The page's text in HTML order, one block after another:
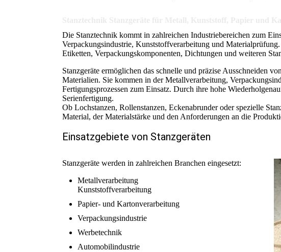
Die Stanztechnik kommt in zahlreichen Industriebereichen zum
Verpackungsindustrie, Kunststoffverarbeitung und
Etiketten, Verpackungskomponenten, Dichtungen und weiteren
Stanzgeräte ermöglichen das schnelle und präzise Ausschneiden
Materialien. Sie kommen in der Metallverarbeitung,
Fertigungsprozessen zum Einsatz. Durch ihre hohe
Serienfertigung.
Ob Lochstanzen, Rollenstanzen, Eckenabrunder oder spezielle
Material, der Materialstärke und den Anforderungen an die
Einsatzgebiete von Stanzgeräten
Stanzgeräte werden in zahlreichen Branchen eingesetzt:
Metallverarbeitung
Kunststoffverarbeitung
Papier- und Kartonverarbeitung
Verpackungsindustrie
Werbetechnik
Automobilindustrie